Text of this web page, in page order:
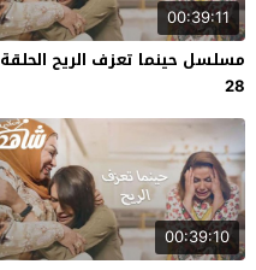
00:39:11
مسلسل حينما تعزف الريح الحلقة
28
00:39:10